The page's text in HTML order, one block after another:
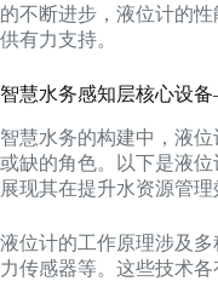
的不断进步，液位计的
供有力支持。
智慧水务感知层核心设
智慧水务的构建中，液
或缺的角色。以下是液
展现其在提升水资源管
液位计的工作原理涉及
力传感器等。这些技术